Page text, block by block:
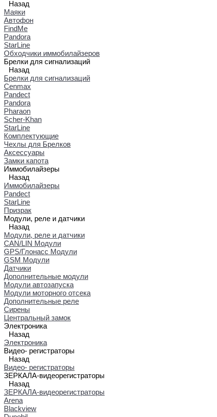
Назад
Маяки
Автофон
FindMe
Pandora
StarLine
Обходчики иммобилайзеров
Брелки для сигнализаций
Назад
Брелки для сигнализаций
Cenmax
Pandect
Pandora
Pharaon
Scher-Khan
StarLine
Комплектующие
Чехлы для Брелков
Аксессуары
Замки капота
Иммобилайзеры
Назад
Иммобилайзеры
Pandect
StarLine
Призрак
Модули, реле и датчики
Назад
Модули, реле и датчики
CAN/LIN Модули
GPS/Глонасс Модули
GSM Модули
Датчики
Дополнительные модули
Модули автозапуска
Модули моторного отсека
Дополнительные реле
Сирены
Центральный замок
Электроника
Назад
Электроника
Видео- регистраторы
Назад
Видео- регистраторы
ЗЕРКАЛА-видеорегистраторы
Назад
ЗЕРКАЛА-видеорегистраторы
Arena
Blackview